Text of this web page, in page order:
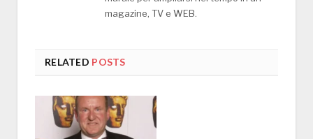
magazine, TV e WEB.
RELATED POSTS